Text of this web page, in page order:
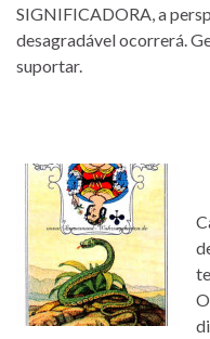
SIGNIFICADORA, a
desagradável ocorrerá.
suportar.